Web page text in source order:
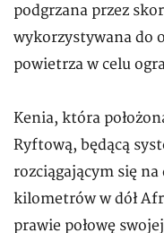
podgrzana przez
wykorzystywana do
powietrza w celu
Kenia, która
Ryftową, będącą
rozciągającym się na
kilometrów w dół
prawie połowę